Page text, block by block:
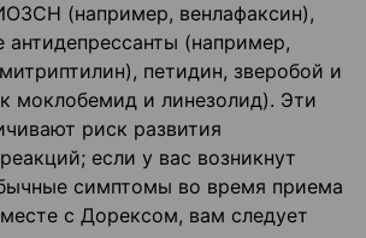
(например, венлафаксин),
антидепрессанты (например,
петидин, зверобой и
моклобемид и линезолид). Эти
риск развития
если у вас возникнут
симптомы во время приема
с Дорексом, вам следует